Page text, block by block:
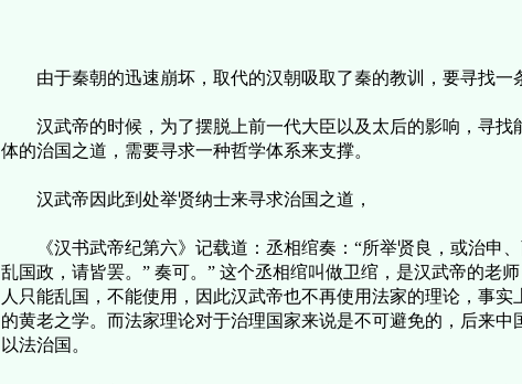
由于秦朝的迅速崩坏，取代的汉朝吸取了秦的教训，要寻找一
汉武帝的时候，为了摆脱上前一代大臣以及太后的影响，寻找
体的治国之道，需要寻求一种哲学体系来支撑。
汉武帝因此到处举贤纳士来寻求治国之道，
《汉书武帝纪第六》记载道：丞相绾奏：“所举贤良，或治申、
乱国政，请皆罢。” 奏可。” 这个丞相绾叫做卫绾，是汉武帝的老
人只能乱国，不能使用，因此汉武帝也不再使用法家的理论，事
的黄老之学。而法家理论对于治理国家来说是不可避免的，后来中
以法治国。